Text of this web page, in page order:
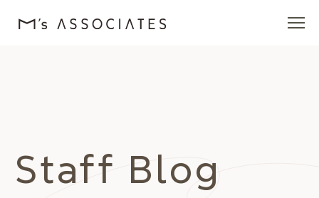
エムズを愛する人たち
Staff Blog